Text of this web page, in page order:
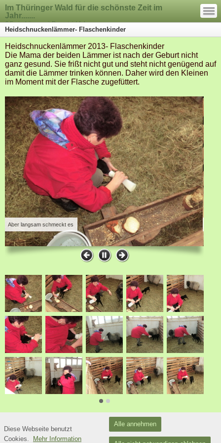
Im Thüringer Wald für die schönste Zeit im
Jahr.......
2 Ferienhäuser mit Rennsteigblick
—
—
—
Heidschnuckenlämmer- Flaschenkinder
Heidschnuckenlämmer 2013- Flaschenkinder
Die Mama der beiden Lämmer ist nach der Geburt nicht
ganz gesund. Sie frißt nicht gut und steht nicht genügend auf
damit die Lämmer trinken können. Daher wird den Kleinen
im Moment mit der Flasche zugefüttert.
Aber langsam schmeckt es Und so
Datenschutzerklärung
Diese Webseite benutzt
Cookies.
Mehr Information
Alle annehmen